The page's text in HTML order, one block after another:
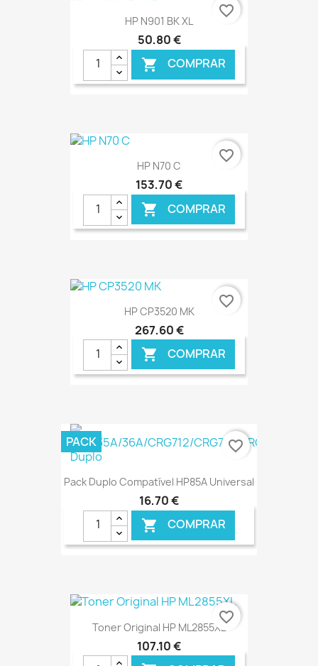
HP N901 BK XL
50,80 €
 COMPRAR
€ ONLINE
favorite_border
HP N70 C
153,70 €
 COMPRAR
€ ONLINE
favorite_border
HP CP3520 MK
267,60 €
 COMPRAR
€ ONLINE
favorite_border
Pack Duplo Compatível HP85A Universal
16,70 €
 COMPRAR
PACK favorite_border
Toner Original HP ML2855XL
107,10 €
favorite_border